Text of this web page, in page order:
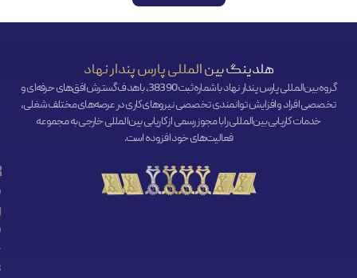
هلدینگ بین المللی پارس پندار نهاد
گروه بین‌المللی پارس پندار نهاد با شماره ثبت 38390، با هدف گسترش افق‌‌های حرفه‌ای و
تخصصی افراد و افزایش توانمندی تخصصی نیروهای کاری در عرصه‌های مختلف شغلی،
خدمات کاریابی بین‌المللی را با مجوز رسمی از کاریابی بین‌المللی خارجی به مجموعه
فعالیت‌های خود افزوده است.